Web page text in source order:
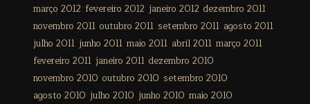
março 2012 fevereiro 2012 janeiro 2012 dezembro 2011
novembro 2011 outubro 2011 setembro 2011 agosto 2011
julho 2011 junho 2011 maio 2011 abril 2011 março 2011
fevereiro 2011 janeiro 2011 dezembro 2010
novembro 2010 outubro 2010 setembro 2010
agosto 2010 julho 2010 junho 2010 maio 2010